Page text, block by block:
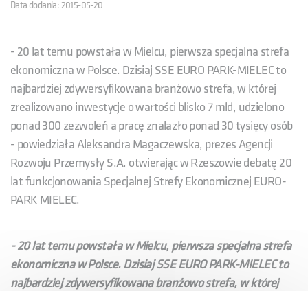
Data dodania: 2015-05-20
- 20 lat temu powstała w Mielcu, pierwsza specjalna strefa
ekonomiczna w Polsce. Dzisiaj SSE EURO PARK-MIELEC to
najbardziej zdywersyfikowana branżowo strefa, w której
zrealizowano inwestycje o wartości blisko 7 mld, udzielono
ponad 300 zezwoleń a pracę znalazło ponad 30 tysięcy osób
- powiedziała Aleksandra Magaczewska, prezes Agencji
Rozwoju Przemysły S.A. otwierając w Rzeszowie debatę 20
lat funkcjonowania Specjalnej Strefy Ekonomicznej EURO-
PARK MIELEC.
- 20 lat temu powstała w Mielcu, pierwsza specjalna strefa
ekonomiczna w Polsce. Dzisiaj SSE EURO PARK-MIELEC to
najbardziej zdywersyfikowana branżowo strefa, w której